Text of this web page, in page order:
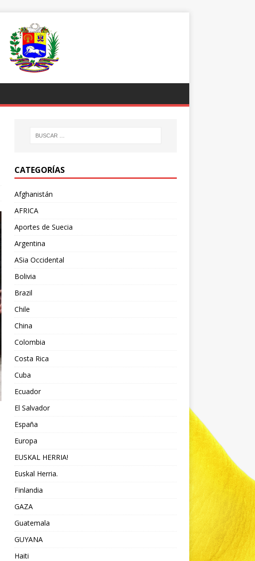
CATEGORÍAS
Afghanistán
AFRICA
Aportes de Suecia
Argentina
ASia Occidental
Bolivia
Brazil
Chile
China
Colombia
Costa Rica
Cuba
Ecuador
El Salvador
España
Europa
EUSKAL HERRIA!
Euskal Herria.
Finlandia
GAZA
Guatemala
GUYANA
Haiti